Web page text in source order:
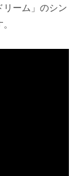
リーム」のシン